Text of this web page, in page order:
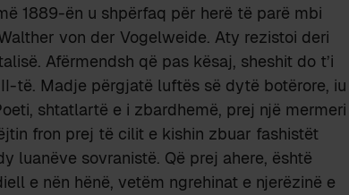
1889-ën u shpërfaq për herë të parë mbi
von der Vogelweide. Aty rezistoi deri
Afërmendsh që pas kësaj, sheshit do t’i
të. Madje përgjatë luftës së dytë botërore, iu
shtatlartë e i zbardhemë, prej një mermeri
fron prej të cilit e kishin zbuar fashistët
luanëve sovranistë. Që prej ahere, është
e nën hënë, vetëm ngrehinat e njerëzinë e